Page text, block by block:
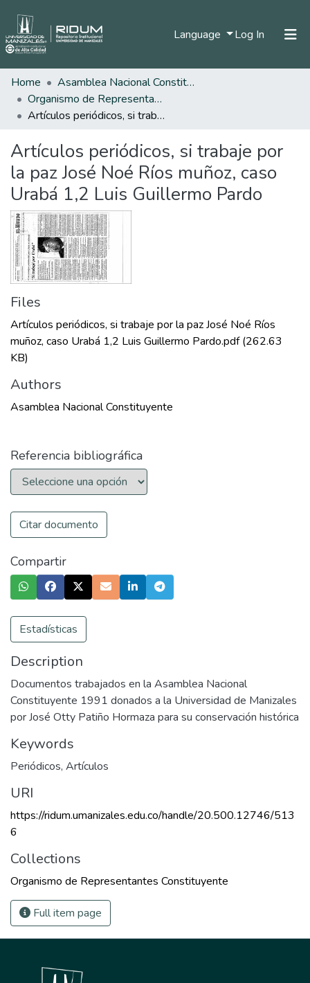
Language Log In (current)
Statistics
Home
Asamblea Nacional Constituyente
Organismo de Representantes Constituyente
Artículos periódicos, si trabaje por la paz José Noé Ríos muñoz, caso Urabá 1,2 Luis Guillermo Pardo
Artículos periódicos, si trabaje por
la paz José Noé Ríos muñoz, caso
Urabá 1,2 Luis Guillermo Pardo
Files
Artículos periódicos, si trabaje por la paz José Noé Ríos
muñoz, caso Urabá 1,2 Luis Guillermo Pardo.pdf(262.63
KB)
Authors
Asamblea Nacional Constituyente
Referencia bibliográfica
Citar documento
Compartir
Estadísticas
Description
Documentos trabajados en la Asamblea Nacional
Constituyente 1991 donados a la Universidad de Manizales
por José Otty Patiño Hormaza para su conservación histórica
Keywords
Periódicos, Artículos
URI
https://ridum.umanizales.edu.co/handle/20.500.12746/513
6
Collections
Organismo de Representantes Constituyente
Full item page